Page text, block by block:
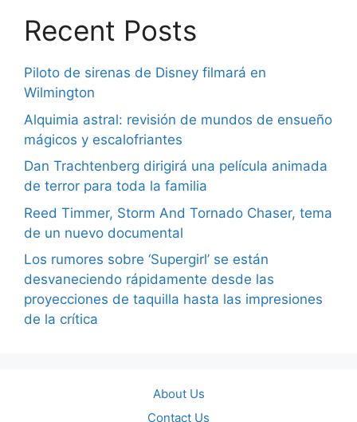
Recent Posts
Piloto de sirenas de Disney filmará en
Wilmington
Alquimia astral: revisión de mundos de ensueño
mágicos y escalofriantes
Dan Trachtenberg dirigirá una película animada
de terror para toda la familia
Reed Timmer, Storm And Tornado Chaser, tema
de un nuevo documental
Los rumores sobre ‘Supergirl’ se están
desvaneciendo rápidamente desde las
proyecciones de taquilla hasta las impresiones
de la crítica
About Us
Contact Us